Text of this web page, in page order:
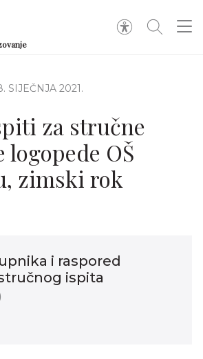
SIJEČNJA 2021.
za stručne
OŠ
zimski rok
i raspored
ispita